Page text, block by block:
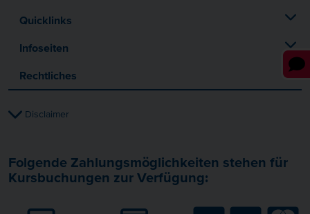
Quicklinks
Infoseiten
Rechtliches
Disclaimer
Folgende Zahlungsmöglichkeiten stehen für
Kursbuchungen zur Verfügung: